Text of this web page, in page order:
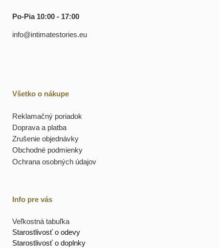
Po-Pia 10:00 - 17:00
info@intimatestories.eu
Všetko o nákupe
Reklamačný poriadok
Doprava a platba
Zrušenie objednávky
Obchodné podmienky
Ochrana osobných údajov
Info pre vás
Veľkostná tabuľka
Starostlivosť o odevy
Starostlivosť o doplnky